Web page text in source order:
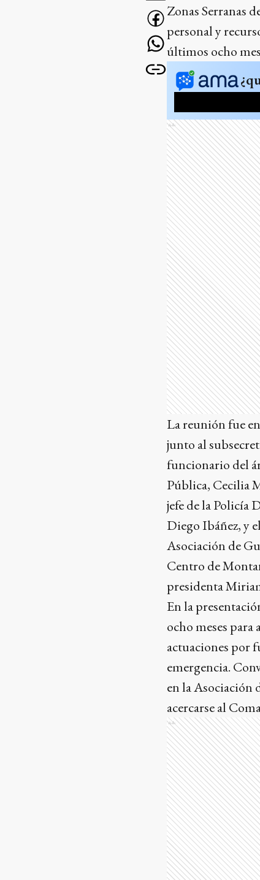
Zonas Serranas
personal y
últimos ocho
Ads
La reunión fue
junto al
funcionario del
Pública, Cecilia
jefe de la Policía
Diego Ibáñez, y
Asociación de
Centro de
presidenta
En la
ocho meses
actuaciones por
emergencia.
en la Asociación
acercarse al
Ads